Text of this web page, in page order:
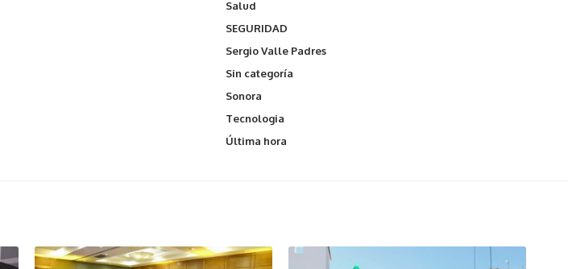
Salud
SEGURIDAD
Sergio Valle Padres
Sin categoría
Sonora
Tecnologia
Última hora